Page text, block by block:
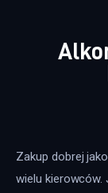
Więcej
Zakup dobrej
wielu kierowców.